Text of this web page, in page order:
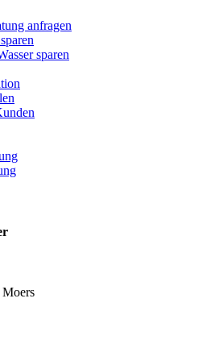
anfragen
sparen
Moers